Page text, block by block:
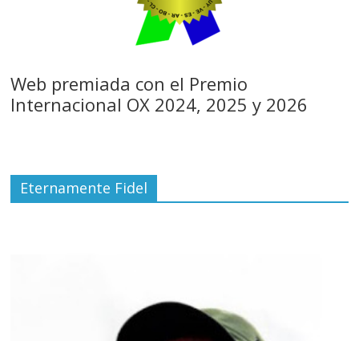
Web premiada con el Premio
Internacional OX 2024, 2025 y 2026
Eternamente Fidel